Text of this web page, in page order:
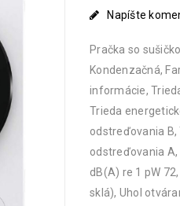
Napíšte
Pračka so
Kondenzačná,
informácie,
Trieda
odstreďovania
odstreďovania
dB(A) re 1 pW
sklá), Uhol